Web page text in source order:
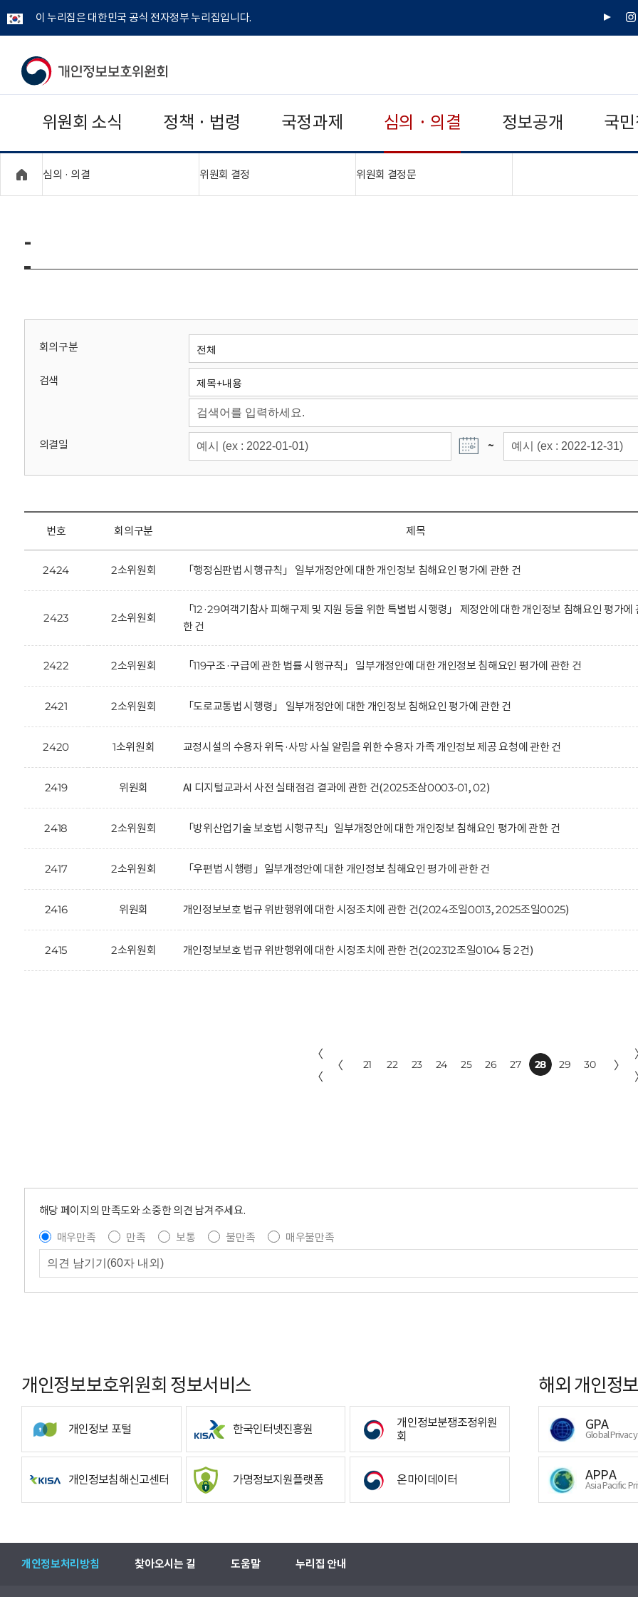
이 누리집은 대한민국 공식 전자정부 누리집입니다.
유
인
개
보
보
위
회
위원회 소식 정책 · 법령 국정과제 심의 · 의결 정보공개 국
심의 · 의결 위원회 결정 위원회 결정문"접기,펼치기"
-
회의구분
검색
의결일 ~
번호 회의구분 제목
2424 2소위원회 「행정심판법 시행규칙」 일부개정안에 대한 개인정보 침해요인 평가에 관한 건
2423 2소위원회
「12·29여객기참사 피해구제 및 지원 등을 위한 특별법 시행령」 제정안에 대한 개인정보 침해요인 평가에
한 건
2422 2소위원회 「119구조·구급에 관한 법률 시행규칙」 일부개정안에 대한 개인정보 침해요인 평가에 관한 건
2421 2소위원회 「도로교통법 시행령」 일부개정안에 대한 개인정보 침해요인 평가에 관한 건
2420 1소위원회 교정시설의 수용자 위독·사망 사실 알림을 위한 수용자 가족 개인정보 제공 요청에 관한 건
2419 위원회 AI 디지털교과서 사전 실태점검 결과에 관한 건(2025조삼0003-01, 02)
2418 2소위원회 「방위산업기술 보호법 시행규칙」일부개정안에 대한 개인정보 침해요인 평가에 관한 건
2417 2소위원회 「우편법 시행령」일부개정안에 대한 개인정보 침해요인 평가에 관한 건
2416 위원회 개인정보보호 법규 위반행위에 대한 시정조치에 관한 건(2024조일0013, 2025조일0025)
2415 2소위원회 개인정보보호 법규 위반행위에 대한 시정조치에 관한 건(202312조일0104 등 2건)
〈
〈
〈 21 22 23 24 25 26 27 28 29 30 〉
해당 페이지의 만족도와 소중한 의견 남겨주세요.
매우만족
만족 보통 불만족
매우불만족
개인정보보호위원회 정보서비스
개인정보 포털 한국인터넷진흥원
개인정보분쟁조정위원
회
개인정보침해신고센터 가명정보지원플랫폼 온마이데이터
해외 개인정
GPA
Global
APPA
Asia Pacific
개인정보처리방침 찾아오시는 길 도움말 누리집 안내